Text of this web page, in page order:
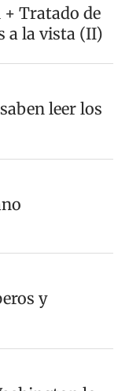
Tratado de
a la vista (II)
leer los
y